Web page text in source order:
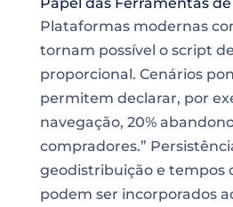
Plataformas modernas
tornam possível o script
proporcional. Cenários
permitem declarar, por
navegação, 20%
compradores.”
geodistribuição e tempos
podem ser incorporados